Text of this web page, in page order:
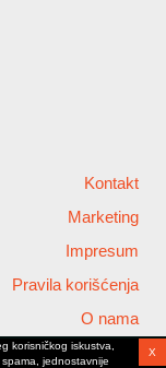
Kontakt
Marketing
Impresum
Pravila korišćenja
O nama
korisničkog iskustva,
jednostavnije
X